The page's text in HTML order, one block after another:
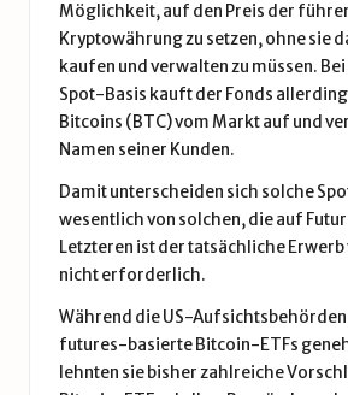
Möglichkeit, auf den Preis der
Kryptowährung zu setzen, ohne sie
kaufen und verwalten zu müssen.
Spot-Basis kauft der Fonds
Bitcoins (BTC) vom Markt auf und
Namen seiner Kunden.
Damit unterscheiden sich solche
wesentlich von solchen, die auf
Letzteren ist der tatsächliche Erwerb
nicht erforderlich.
Während die US-
futures-basierte Bitcoin-ETFs
lehnten sie bisher zahlreiche